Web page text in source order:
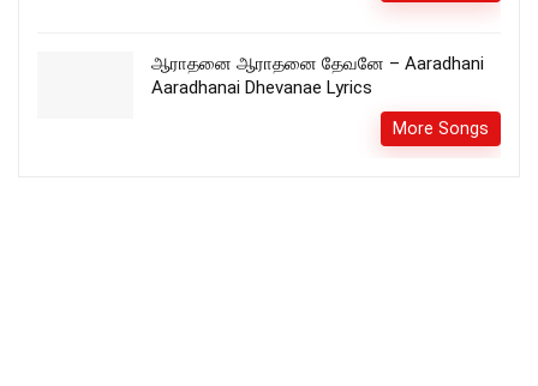
ஆராதனை ஆராதனை தேவனே – Aaradhani
Aaradhanai Dhevanae Lyrics
More Songs